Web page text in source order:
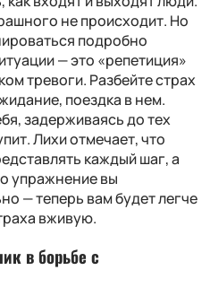
не происходит. Но
подробно
— это «репетиция»
тревоги. Разбейте страх
поездка в нем.
задерживаясь до тех
Лихи отмечает, что
каждый шаг, а
упражнение вы
— теперь вам будет легче
вживую.
в борьбе с